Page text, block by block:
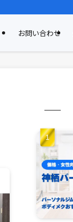
お問い合わせ